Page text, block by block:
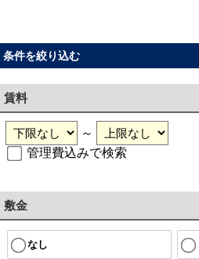
条件を絞り込む
賃料
～
管理費込みで検索
敷金
なし